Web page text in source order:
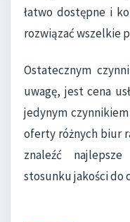
łatwo dostępne i
rozwiązać wszelkie
Ostatecznym
uwagę, jest cena
jedynym
oferty różnych biur
znaleźć
stosunku jakości do